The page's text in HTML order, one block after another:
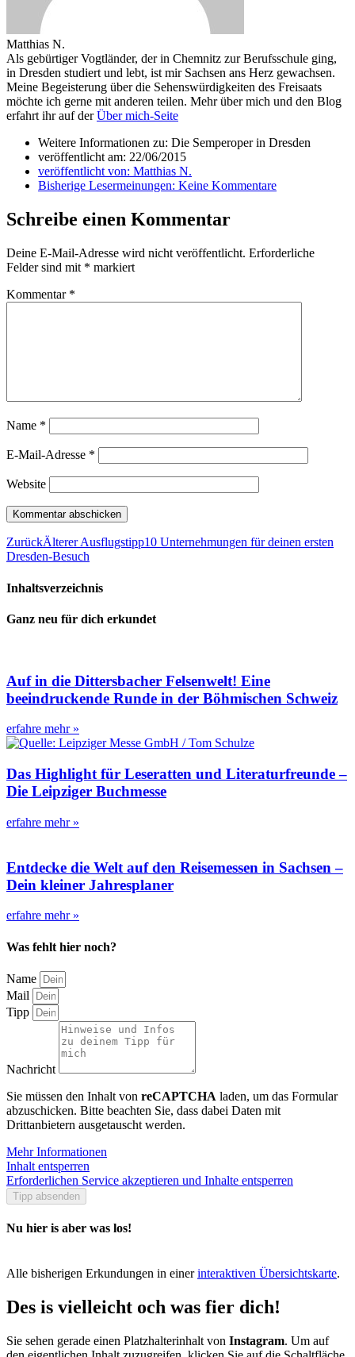
Matthias N.
Als gebürtiger Vogtländer, der in Chemnitz zur Berufsschule ging,
in Dresden studiert und lebt, ist mir Sachsen ans Herz gewachsen.
Meine Begeisterung über die Sehenswürdigkeiten des Freisaats
möchte ich gerne mit anderen teilen. Mehr über mich und den Blog
erfahrt ihr auf derÜber mich-Seite
Weitere Informationen zu: Die Semperoper in Dresden
veröffentlicht am: 22/06/2015
veröffentlicht von: Matthias N.
Bisherige Lesermeinungen: Keine Kommentare
Schreibe einen Kommentar
Deine E-Mail-Adresse wird nicht veröffentlicht. Erforderliche
Felder sind mit * markiert
Kommentar *
Name *
E-Mail-Adresse *
Website
ZurückÄlterer Ausflugstipp10 Unternehmungen für deinen ersten
Dresden-Besuch
Inhaltsverzeichnis
Ganz neu für dich erkundet
Auf in die Dittersbacher Felsenwelt! Eine
beeindruckende Runde in der Böhmischen Schweiz
erfahre mehr »
Das Highlight für Leseratten und Literaturfreunde –
Die Leipziger Buchmesse
erfahre mehr »
Entdecke die Welt auf den Reisemessen in Sachsen –
Dein kleiner Jahresplaner
erfahre mehr »
Was fehlt hier noch?
Name
Mail
Tipp
Nachricht
Sie müssen den Inhalt von reCAPTCHA laden, um das Formular
abzuschicken. Bitte beachten Sie, dass dabei Daten mit
Drittanbietern ausgetauscht werden.
Mehr Informationen
Inhalt entsperren
Erforderlichen Service akzeptieren und Inhalte entsperren
Tipp absenden
Nu hier is aber was los!
Alle bisherigen Erkundungen in einerinteraktiven Übersichtskarte.
Des is vielleicht och was fier dich!
Sie sehen gerade einen Platzhalterinhalt von Instagram. Um auf